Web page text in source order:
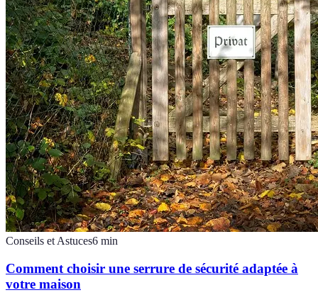
Conseils et Astuces6 min
Comment choisir une serrure de sécurité adaptée à
votre maison